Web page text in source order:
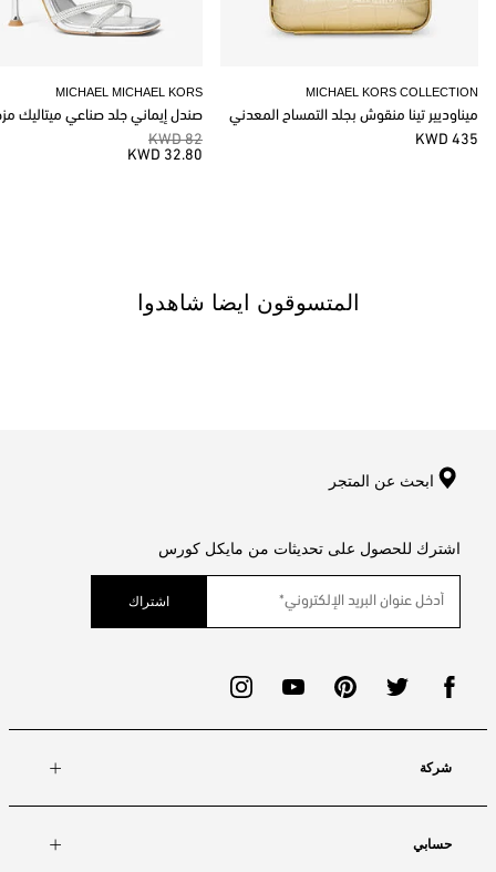
MICHAEL MICHAEL KORS
صندل إيماني جلد صناعي ميتاليك
82 KWD
32.80 KWD
MICHAEL KORS COLLECTION
ميناوديير تينا منقوش بجلد التمساح المعدني
435 KWD
المتسوقون ايضا شاهدوا
ابحث عن المتجر
اشترك للحصول على تحديثات من مايكل كورس
اشتراك
شركة
حسابي